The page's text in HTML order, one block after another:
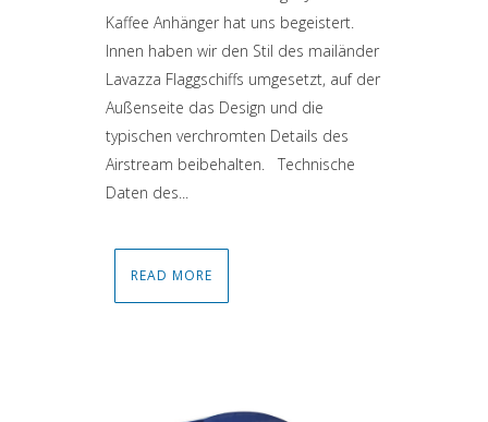
Kaffee Anhänger hat uns begeistert.
Innen haben wir den Stil des mailänder
Lavazza Flaggschiffs umgesetzt, auf der
Außenseite das Design und die
typischen verchromten Details des
Airstream beibehalten. Technische
Daten des...
READ MORE